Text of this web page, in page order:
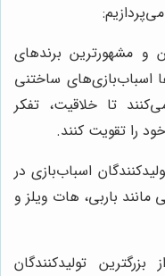
می‌پردازیم:
و مشهورترین برندهای
اسباب‌بازی‌های ساختنی
تا خلاقیت، تفکر
را تقویت کنند.
اسباب‌بازی در
باربی، هات ویلز و
تولیدکنندگان